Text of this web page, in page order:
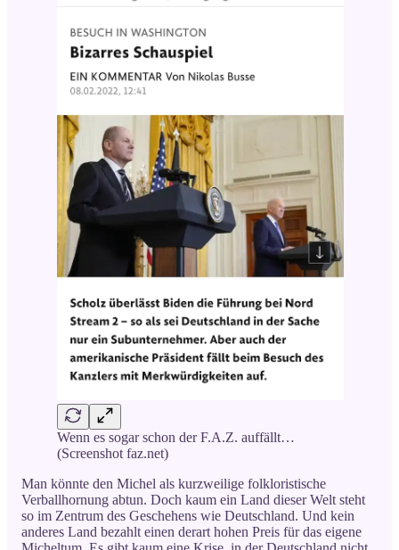
Wenn es sogar schon der F.A.Z. auffällt…
(Screenshot faz.net)
Man könnte den Michel als kurzweilige folkloristische
Verballhornung abtun. Doch kaum ein Land dieser Welt steht
so im Zentrum des Geschehens wie Deutschland. Und kein
anderes Land bezahlt einen derart hohen Preis für das eigene